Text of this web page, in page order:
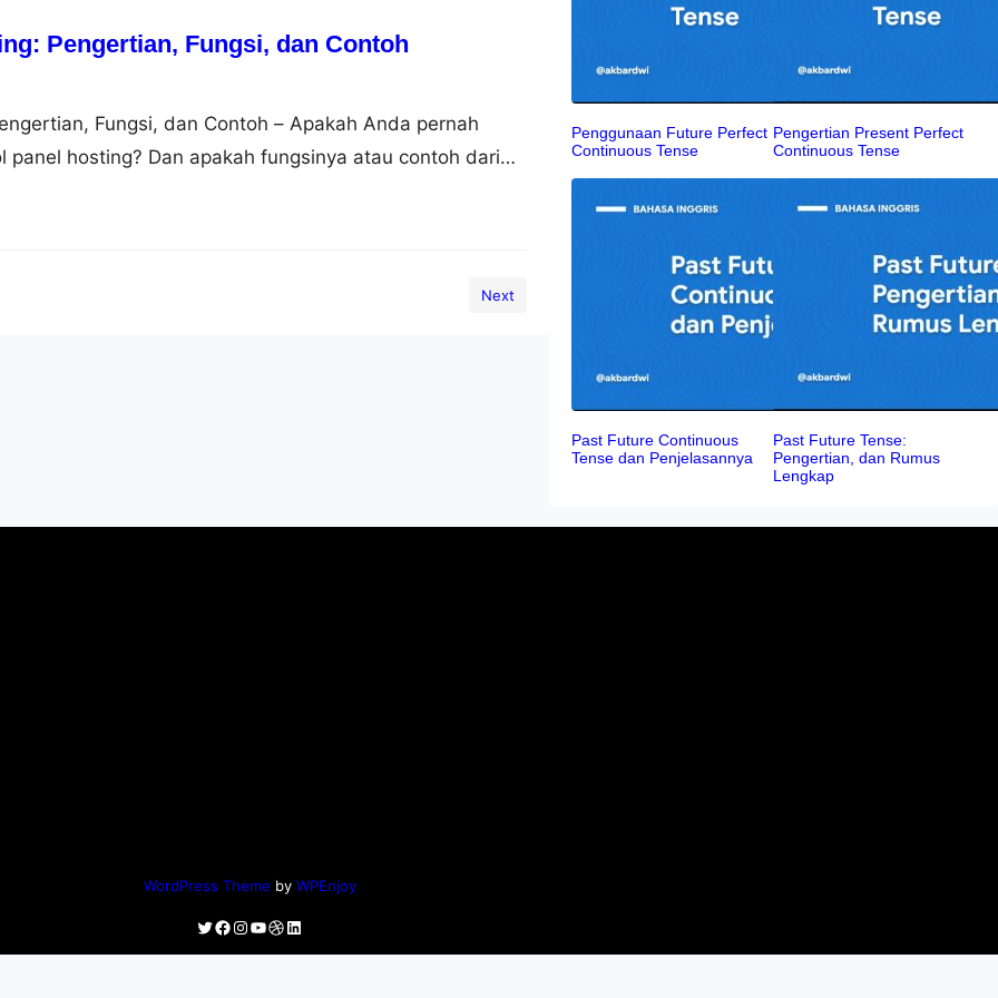
Pengertian, Fungsi, dan Contoh
Fungsi, dan Contoh – Apakah Anda pernah
panel hosting? Dan apakah fungsinya atau contoh dari
Jika Anda belum tahu tentang semua itu, jangan
ke artikel yang tepat. Pada artikel ini akan dijelaskan
Next
Penggunaan Future Perfect
Continuous Tense
Pengertian Present Perfect
Continuous Tense
Past Future Continuous
Tense dan Penjelasannya
Past Future Tense:
Pengertian, dan Rumus
Lengkap
WordPress Theme by WPEnjoy
Twitter
Facebook
Instagram
YouTube
Dribbble
LinkedIn